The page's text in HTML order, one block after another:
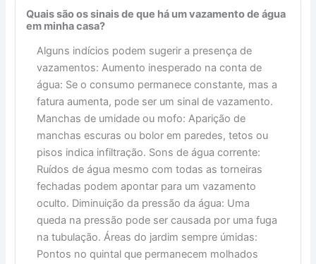
Quais são os sinais de que há um vazamento de água
em minha casa?
Alguns indícios podem sugerir a presença de
vazamentos: Aumento inesperado na conta de
água: Se o consumo permanece constante, mas a
fatura aumenta, pode ser um sinal de vazamento.
Manchas de umidade ou mofo: Aparição de
manchas escuras ou bolor em paredes, tetos ou
pisos indica infiltração. Sons de água corrente:
Ruídos de água mesmo com todas as torneiras
fechadas podem apontar para um vazamento
oculto. Diminuição da pressão da água: Uma
queda na pressão pode ser causada por uma fuga
na tubulação. Áreas do jardim sempre úmidas:
Pontos no quintal que permanecem molhados